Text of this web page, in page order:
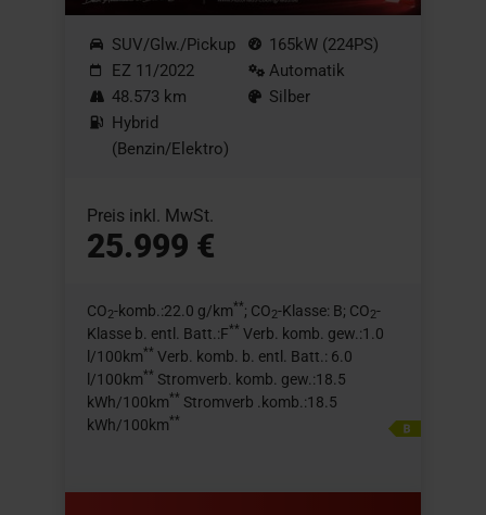
SUV/Glw./Pickup
EZ 11/2022
48.573 km
Hybrid
(Benzin/Elektro)
165kW (224PS)
Automatik
Silber
Preis inkl. MwSt.
25.999 €
CO2-komb.:22.0 g/km**; CO2-Klasse: B; CO2-
Klasse b. entl. Batt.:F** Verb. komb. gew.:1.0
l/100km** Verb. komb. b. entl. Batt.: 6.0
l/100km** Stromverb. komb. gew.:18.5
kWh/100km** Stromverb .komb.:18.5
kWh/100km**